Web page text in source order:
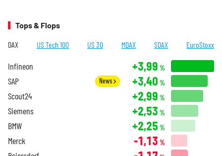
Tops & Flops
DAX US Tech 100 US 30 MDAX SDAX EuroStoxx
Infineon +3,99 %
SAP News +3,40 %
Scout24 +2,99 %
Siemens +2,53 %
BMW +2,25 %
Merck -1,13 %